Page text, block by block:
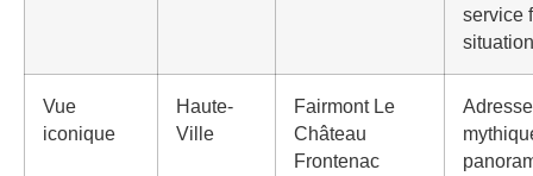
service
Vue
iconique
Haute-
Ville
Fairmont Le
Château
Frontenac
Adresse